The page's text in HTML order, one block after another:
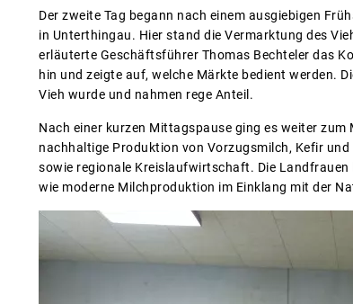
Der zweite Tag begann nach einem ausgiebigen
in Unterthingau. Hier stand die Vermarktung des
erläuterte Geschäftsführer Thomas Bechteler das
hin und zeigte auf, welche Märkte bedient werden.
Vieh wurde und nahmen rege Anteil.
Nach einer kurzen Mittagspause ging es weiter
nachhaltige Produktion von Vorzugsmilch, Kefir
sowie regionale Kreislaufwirtschaft. Die
wie moderne Milchproduktion im Einklang mit der